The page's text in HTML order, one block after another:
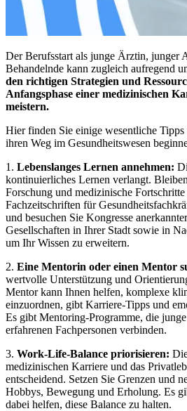
Der Berufsstart als junge Ärztin, junger
Behandelnde kann zugleich aufregend
den richtigen Strategien und
Anfangsphase einer medizinischen
meistern.
Hier finden Sie einige wesentliche
ihren Weg im Gesundheitswesen
1. Lebenslanges Lernen annehmen:
kontinuierliches Lernen verlangt.
Forschung und medizinische
Fachzeitschriften für
und besuchen Sie Kongresse
Gesellschaften in Ihrer Stadt sowie in
um Ihr Wissen zu erweitern.
2. Eine Mentorin oder einen Mentor
wertvolle Unterstützung und
Mentor kann Ihnen helfen, komplexe
einzuordnen, gibt Karriere-Tipps und
Es gibt Mentoring-Programme, die
erfahrenen Fachpersonen verbinden.
3. Work-Life-Balance priorisieren:
medizinischen Karriere und das
entscheidend. Setzen Sie Grenzen und
Hobbys, Bewegung und Erholung. Es
dabei helfen, diese Balance zu halten.